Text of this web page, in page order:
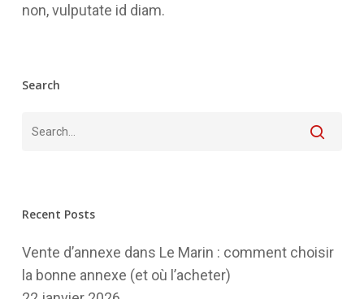
non, vulputate id diam.
Search
Recent Posts
Vente d’annexe dans Le Marin : comment choisir
la bonne annexe (et où l’acheter)